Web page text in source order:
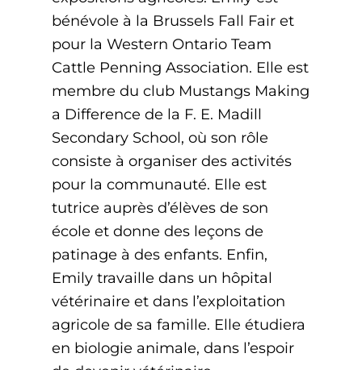
bénévole à la Brussels Fall Fair et
pour la Western Ontario Team
Cattle Penning Association. Elle est
membre du club Mustangs Making
a Difference de la F. E. Madill
Secondary School, où son rôle
consiste à organiser des activités
pour la communauté. Elle est
tutrice auprès d’élèves de son
école et donne des leçons de
patinage à des enfants. Enfin,
Emily travaille dans un hôpital
vétérinaire et dans l’exploitation
agricole de sa famille. Elle étudiera
en biologie animale, dans l’espoir